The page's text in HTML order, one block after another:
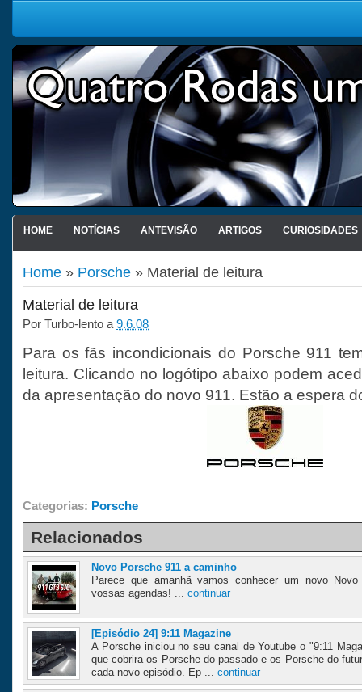
HOME NOTÍCIAS ANTEVISÃO ARTIGOS CURIOSIDADES
Home » Porsche » Material de leitura
Material de leitura
Por Turbo-lento a 9.6.08
Para os fãs incondicionais do Porsche 911
leitura. Clicando no logótipo abaixo podem
da apresentação do novo 911. Estão a espera
Categorias: Porsche
Relacionados
Novo Porsche 911 a caminho
Parece que amanhã vamos conhecer um novo
vossas agendas! ... continuar
[Episódio 24] 9:11 Magazine
A Porsche iniciou no seu canal de Youtube o "9:11
que cobrira os Porsche do passado e os Porsche do
cada novo episódio. Ep ... continuar